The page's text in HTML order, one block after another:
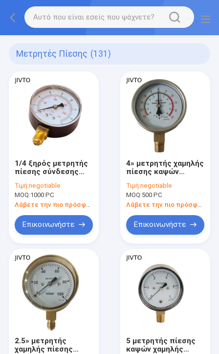
Μετρητές Πίεσης (131)
1/4 ξηρός μετρητής
πίεσης σύνδεσης
Τιμή:negotiable
MOQ:1000 PC
Λάβετε την πιο πρόσφατη τιμή
Επικοινωνήστε
4» μετρητής χαμηλής
πίεσης καψών
Τιμή:negotiable
MOQ:500 PC
Επικοινωνήστε
2.5» μετρητής
χαμηλής πίεσης
5 μετρητής πίεσης
καψών χαμηλής